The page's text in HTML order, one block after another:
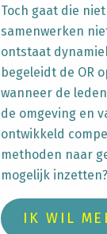
Toch gaat die
samenwerken
ontstaat
begeleidt de OR
wanneer de
de omgeving en
ontwikkeld
methoden naar
mogelijk inzetten?
IK WIL